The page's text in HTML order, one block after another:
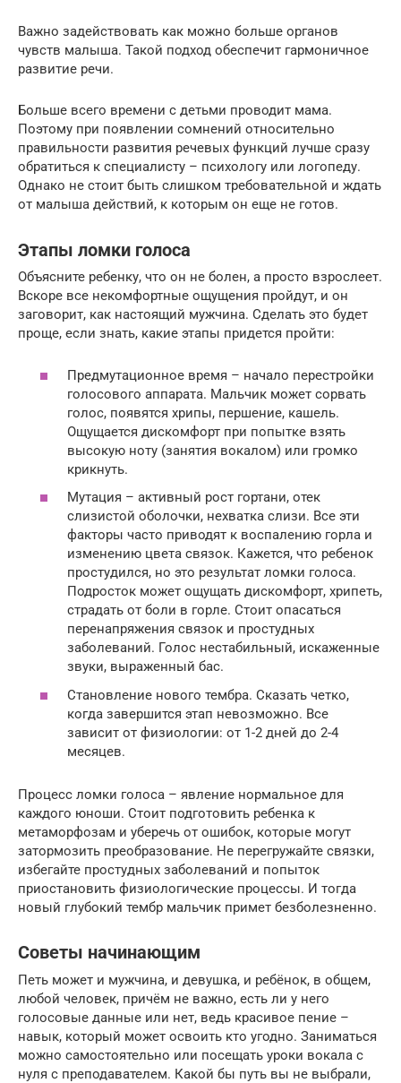
Важно задействовать как можно больше органов
чувств малыша. Такой подход обеспечит гармоничное
развитие речи.
Больше всего времени с детьми проводит мама.
Поэтому при появлении сомнений относительно
правильности развития речевых функций лучше сразу
обратиться к специалисту – психологу или логопеду.
Однако не стоит быть слишком требовательной и ждать
от малыша действий, к которым он еще не готов.
Этапы ломки голоса
Объясните ребенку, что он не болен, а просто взрослеет.
Вскоре все некомфортные ощущения пройдут, и он
заговорит, как настоящий мужчина. Сделать это будет
проще, если знать, какие этапы придется пройти:
Предмутационное время – начало перестройки
голосового аппарата. Мальчик может сорвать
голос, появятся хрипы, першение, кашель.
Ощущается дискомфорт при попытке взять
высокую ноту (занятия вокалом) или громко
крикнуть.
Мутация – активный рост гортани, отек
слизистой оболочки, нехватка слизи. Все эти
факторы часто приводят к воспалению горла и
изменению цвета связок. Кажется, что ребенок
простудился, но это результат ломки голоса.
Подросток может ощущать дискомфорт, хрипеть,
страдать от боли в горле. Стоит опасаться
перенапряжения связок и простудных
заболеваний. Голос нестабильный, искаженные
звуки, выраженный бас.
Становление нового тембра. Сказать четко,
когда завершится этап невозможно. Все
зависит от физиологии: от 1-2 дней до 2-4
месяцев.
Процесс ломки голоса – явление нормальное для
каждого юноши. Стоит подготовить ребенка к
метаморфозам и уберечь от ошибок, которые могут
затормозить преобразование. Не перегружайте связки,
избегайте простудных заболеваний и попыток
приостановить физиологические процессы. И тогда
новый глубокий тембр мальчик примет безболезненно.
Советы начинающим
Петь может и мужчина, и девушка, и ребёнок, в общем,
любой человек, причём не важно, есть ли у него
голосовые данные или нет, ведь красивое пение –
навык, который может освоить кто угодно. Заниматься
можно самостоятельно или посещать уроки вокала с
нуля с преподавателем. Какой бы путь вы не выбрали,